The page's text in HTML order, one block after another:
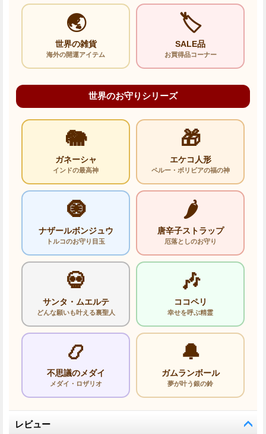
🌏
世界の雑貨
海外の開運アイテム
🏷️
SALE品
お買得品コーナー
世界のお守りシリーズ
🐘
ガネーシャ
インドの最高神
🎁
エケコ人形
ペルー・ボリビアの福の神
🧿
ナザールボンジュウ
トルコのお守り目玉
🌶️
唐辛子ストラップ
厄落としのお守り
💀
サンタ・ムエルテ
どんな願いも叶える裏聖人
🎶
ココペリ
幸せを呼ぶ精霊
📿
不思議のメダイ
メダイ・ロザリオ
🔔
ガムランボール
夢が叶う銀の鈴
レビュー